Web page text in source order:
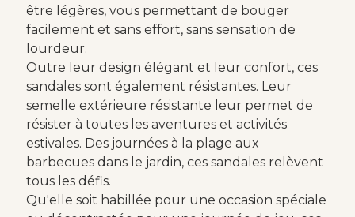
être légères, vous permettant de bouger
facilement et sans effort, sans sensation de
lourdeur.
Outre leur design élégant et leur confort, ces
sandales sont également résistantes. Leur
semelle extérieure résistante leur permet de
résister à toutes les aventures et activités
estivales. Des journées à la plage aux
barbecues dans le jardin, ces sandales relèvent
tous les défis.
Qu'elle soit habillée pour une occasion spéciale